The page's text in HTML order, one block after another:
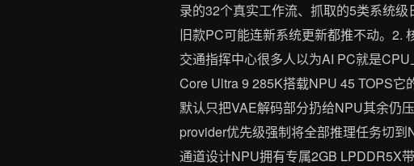
录的32个真实工作流、抓取的5类系统
旧款PC可能连新系统更新都推不动。2.
交通指挥中心很多人以为AI PC就是
Core Ultra 9 285K搭载NPU 45 TOPS
默认只把VAE解码部分扔给NPU其余仍
provider优先级强制将全部推理任务切
通道设计NPU拥有专属2GB LPDDR5X